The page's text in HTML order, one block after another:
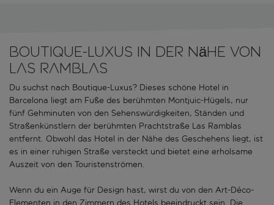
Boutique-Luxus in der Nähe von
Las Ramblas
Du suchst nach Boutique-Luxus? Dieses schöne Hotel in
Barcelona liegt am Fuße des berühmten Montjuic-Hügels, nur
fünf Gehminuten von den Sehenswürdigkeiten, Ständen und
Straßenkünstlern der berühmten Prachtstraße Las Ramblas
entfernt. Obwohl das Hotel in der Nähe des Geschehens liegt, ist
es in einer ruhigen Straße versteckt und bietet eine erholsame
Auszeit von den Touristenströmen.
Wenn du ein Auge für Design hast, wirst du von den Art-Déco-